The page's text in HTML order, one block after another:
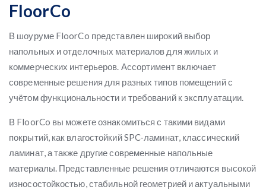
FloorCo
В шоуруме FloorCo представлен широкий выбор
напольных и отделочных материалов для жилых и
коммерческих интерьеров. Ассортимент включает
современные решения для разных типов помещений с
учётом функциональности и требований к эксплуатации.
В FloorCo вы можете ознакомиться с такими видами
покрытий, как влагостойкий SPC-ламинат, классический
ламинат, а также другие современные напольные
материалы. Представленные решения отличаются высокой
износостойкостью, стабильной геометрией и актуальными